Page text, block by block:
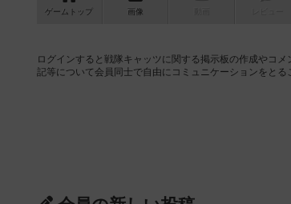
ゲーム トップ 画像
ログインすると戦隊キャッツに関する掲示板の作成やコ
記等について会員同士で自由にコミュニケーションをとる